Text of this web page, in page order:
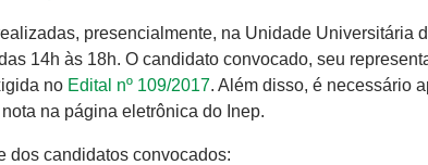
presencialmente, na Unidade Universitária
14h às 18h. O candidato convocado, seu
no Edital nº 109/2017. Além disso, é necessário
na página eletrônica do Inep.
dos candidatos convocados: